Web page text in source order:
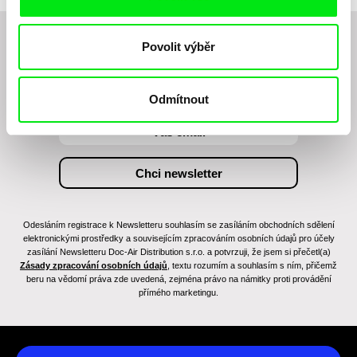
Povolit výběr
Odmítnout
Chcete být pravidelně informováni o novinkách v
junior programu?
Odesláním registrace k Newsletteru souhlasím se zasíláním obchodních sdělení
elektronickými prostředky a souvisejícím zpracováním osobních údajů pro účely
zasílání Newsletteru Doc-Air Distribution s.r.o. a potvrzuji, že jsem si přečetl(a)
Zásady zpracování osobních údajů , textu rozumím a souhlasím s ním, přičemž
beru na vědomí práva zde uvedená, zejména právo na námitky proti provádění
přímého marketingu.